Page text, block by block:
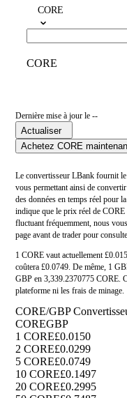
CORE
CORE
Dernière mise à jour le --
Actualiser
Achetez CORE
Le convertisseur LBank fournit
vous permettant ainsi de
des données en temps réel pour
indique que le prix réel de
fluctuant fréquemment, nous
page avant de trader pour
1 CORE vaut actuellement
coûtera £0.0749. De même, 1
GBP en 3,339.2370775 CORE.
plateforme ni les frais de minage.
CORE/GBP
COREGBP
1 CORE£0.0150
2 CORE£0.0299
5 CORE£0.0749
10 CORE£0.1497
20 CORE£0.2995